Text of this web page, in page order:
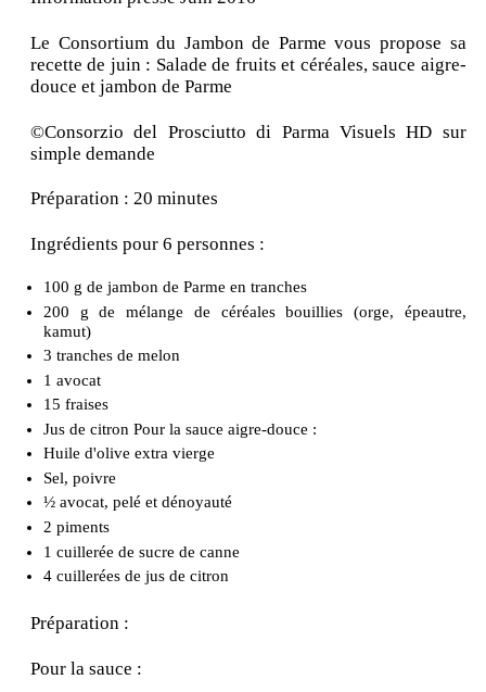
Le Consortium du Jambon de Parme vous propose sa
recette de juin : Salade de fruits et céréales, sauce aigre-
douce et jambon de Parme
©Consorzio del Prosciutto di Parma Visuels HD sur
simple demande
Préparation : 20 minutes
Ingrédients pour 6 personnes :
100 g de jambon de Parme en tranches
200 g de mélange de céréales bouillies (orge, épeautre,
kamut)
3 tranches de melon
1 avocat
15 fraises
Jus de citron Pour la sauce aigre-douce :
Huile d'olive extra vierge
Sel, poivre
½ avocat, pelé et dénoyauté
2 piments
1 cuillerée de sucre de canne
4 cuillerées de jus de citron
Préparation :
Pour la sauce :